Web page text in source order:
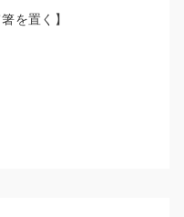
を置く】